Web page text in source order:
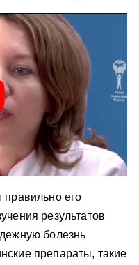
правильно его
результатов
болезнь
препараты, такие